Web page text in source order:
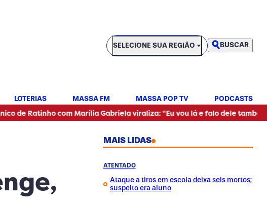
SELECIONE SUA REGIÃO
SELECIONE SUA REGIÃO BUSCAR
LOTERIAS MASSA FM MASSA POP TV PODCASTS
com Marília Gabriela viraliza: "Eu vou lá e falo dele também" •
MAIS LIDAS
ATENTADO
Ataque a tiros em escola deixa seis mortos;
suspeito era aluno